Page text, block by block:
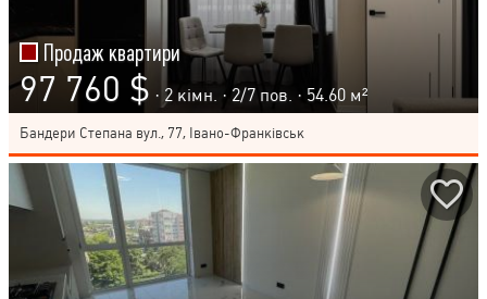
Продаж квартири
97 760 $ · 2 кімн. · 2/7пов. · 54.60 м²
Бандери Степана вул., 77, Івано-Франківськ